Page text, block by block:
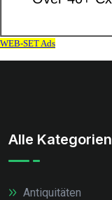
Alle Kategorien
Antiquitäten